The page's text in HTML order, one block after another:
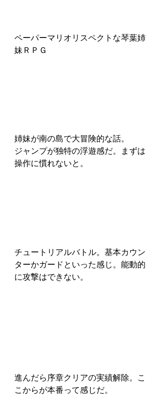
ペーパーマリオリスペクトな琴葉姉
妹ＲＰＧ
姉妹が南の島で大冒険的な話。
ジャンプが独特の浮遊感だ。まずは
操作に慣れないと。
チュートリアルバトル。基本カウン
ターかガードといった感じ。能動的
に攻撃はできない。
進んだら序章クリアの実績解除。こ
こからが本番って感じだ。